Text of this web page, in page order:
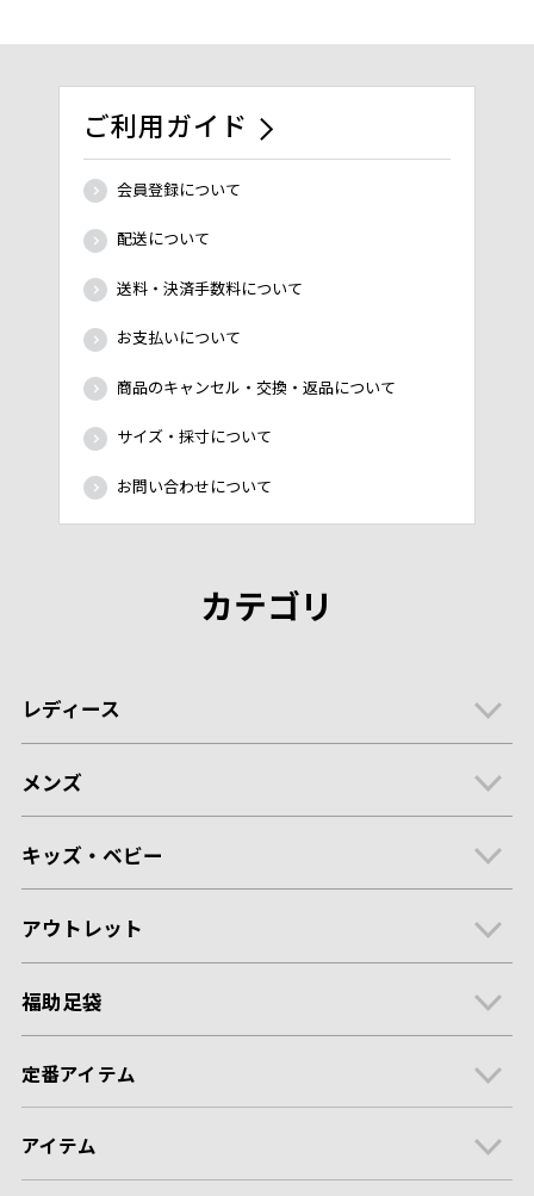
ご利用ガイド
会員登録について
配送について
送料・決済手数料について
お支払いについて
商品のキャンセル・交換・返品について
サイズ・採寸について
お問い合わせについて
カテゴリ
レディース
メンズ
キッズ・ベビー
アウトレット
福助足袋
定番アイテム
アイテム